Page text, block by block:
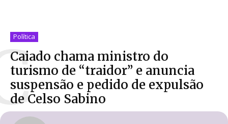
Política
Caiado chama ministro do
turismo de “traidor” e anuncia
suspensão e pedido de expulsão
de Celso Sabino